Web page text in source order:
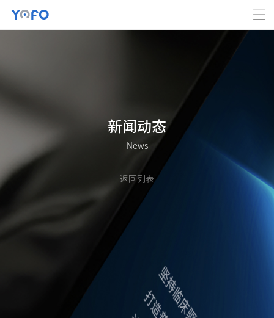
新闻动态
News
返回列表